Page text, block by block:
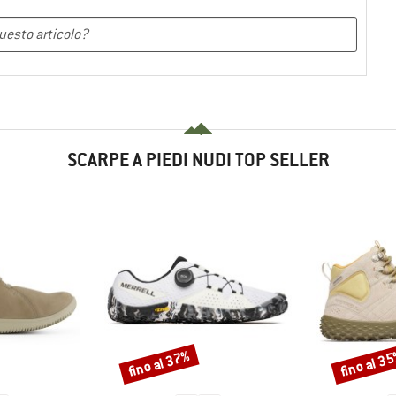
SCARPE A PIEDI NUDI TOP SELLER
Sconto
fino al 37% Sconto
fino al